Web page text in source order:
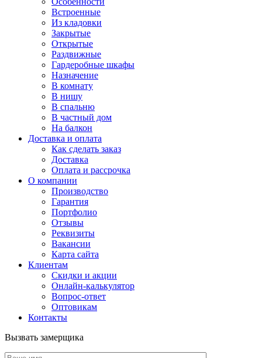
Встроенные
Из кладовки
Закрытые
Открытые
Раздвижные
Гардеробные шкафы
Назначение
В комнату
В нишу
В спальню
В частный дом
На балкон
Доставка и оплата
Как сделать заказ
Доставка
Оплата и рассрочка
О компании
Производство
Гарантия
Портфолио
Отзывы
Реквизиты
Вакансии
Карта сайта
Клиентам
Скидки и акции
Онлайн-калькулятор
Вопрос-ответ
Оптовикам
Контакты
Вызвать замерщика